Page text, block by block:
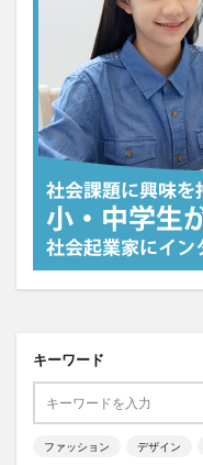
キーワード
ファッション デザイン